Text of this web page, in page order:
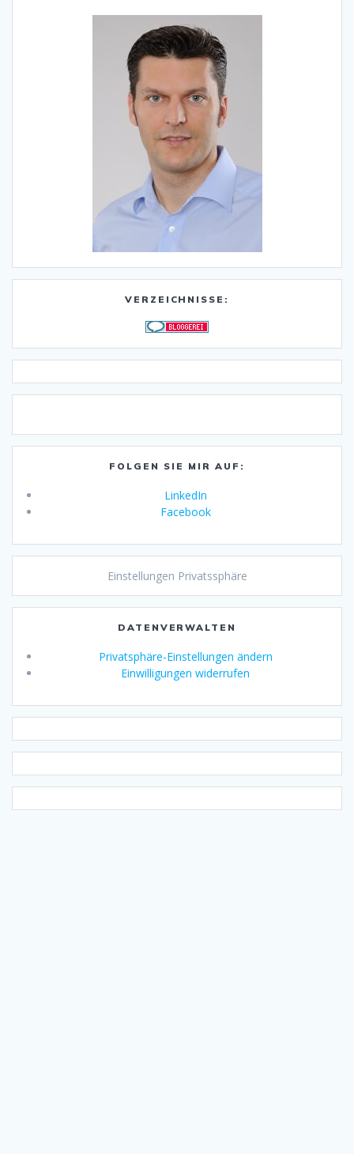
VERZEICHNISSE:
FOLGEN SIE MIR AUF:
LinkedIn
Facebook
Einstellungen Privatssphäre
DATENVERWALTEN
Privatsphäre-Einstellungen ändern
Einwilligungen widerrufen